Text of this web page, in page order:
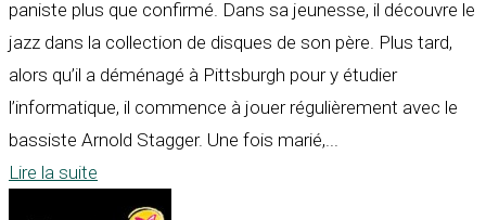
paniste plus que confirmé. Dans sa jeunesse, il découvre le
jazz dans la collection de disques de son père. Plus tard,
alors qu’il a déménagé à Pittsburgh pour y étudier
l’informatique, il commence à jouer régulièrement avec le
bassiste Arnold Stagger. Une fois marié,...
Lire la suite